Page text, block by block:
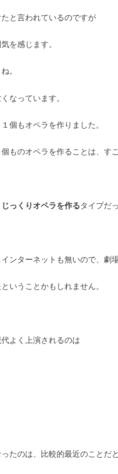
たと言われているのですが
を感じます。
。
なっています。
個もオペラを作りました。
ものオペラを作ることは、す
じっくりオペラを作るタイプだ
ンターネットも無いので、劇
いうことかもしれません。
よく上演されるのは
たのは、比較的最近のことだ